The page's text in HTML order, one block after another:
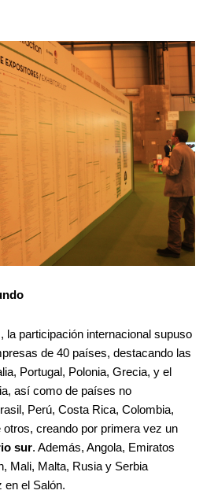
la participación internacional supuso
de 40 países, destacando las
Portugal, Polonia, Grecia, y el
así como de países no
Perú, Costa Rica, Colombia,
creando por primera vez un
sur. Además, Angola, Emiratos
Mali, Malta, Rusia y Serbia
en el Salón.